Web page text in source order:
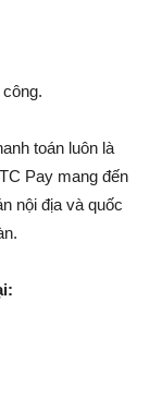
toán luôn là
Pay mang đến
nội địa và quốc